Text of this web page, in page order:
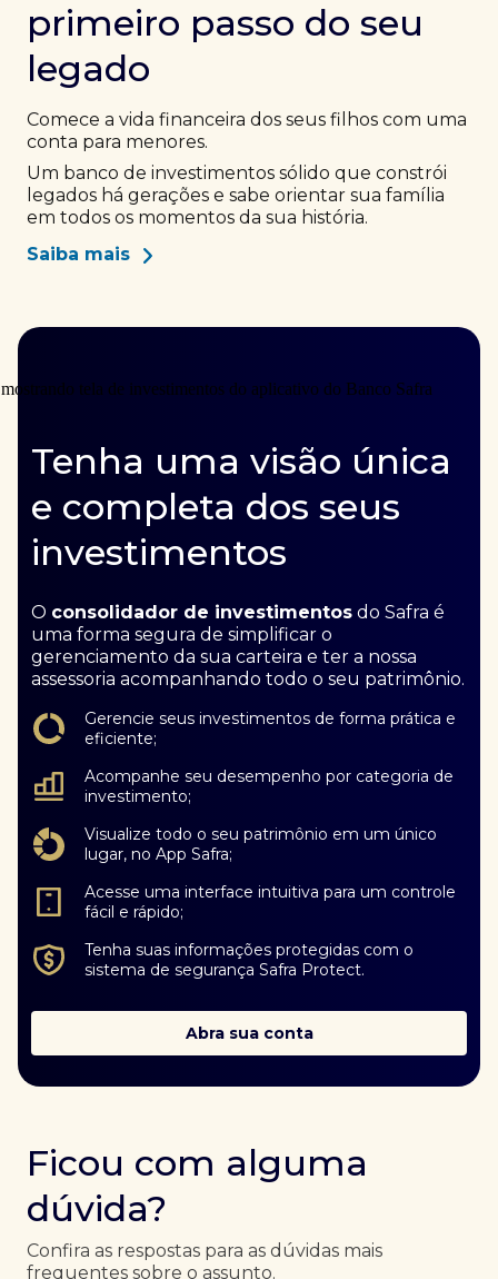
primeiro passo do seu
legado
Comece a vida financeira dos seus filhos com uma
conta para menores.
Um banco de investimentos sólido que constrói
legados há gerações e sabe orientar sua família
em todos os momentos da sua história.
Saiba mais
Tenha uma visão única
e completa dos seus
investimentos
O consolidador de investimentos do Safra é
uma forma segura de simplificar o
gerenciamento da sua carteira e ter a nossa
assessoria acompanhando todo o seu patrimônio.
Gerencie seus investimentos de forma prática e
eficiente;
Acompanhe seu desempenho por categoria de
investimento;
Visualize todo o seu patrimônio em um único
lugar, no App Safra;
Acesse uma interface intuitiva para um controle
fácil e rápido;
Tenha suas informações protegidas com o
sistema de segurança Safra Protect.
Abra sua conta
Ficou com alguma
dúvida?
Confira as respostas para as dúvidas mais
frequentes sobre o assunto.